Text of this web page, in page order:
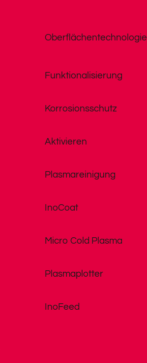
Oberflächentechnologie
Funktionalisierung
Korrosionsschutz
Aktivieren
Plasmareinigung
InoCoat
Micro Cold Plasma
Plasmaplotter
InoFeed